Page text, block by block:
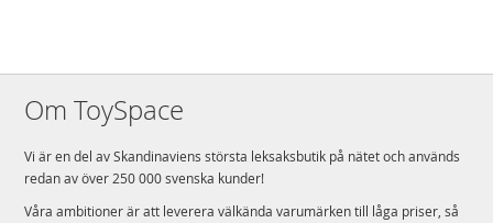
Om ToySpace
Vi är en del av Skandinaviens största leksaksbutik på nätet och används
redan av över 250 000 svenska kunder!
Våra ambitioner är att leverera välkända varumärken till låga priser, så